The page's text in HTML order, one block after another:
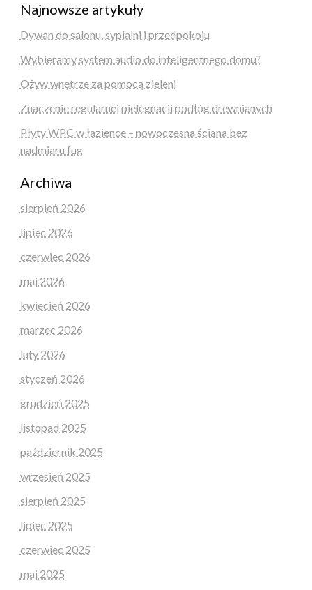
Najnowsze artykuły
Dywan do salonu, sypialni i przedpokoju
Wybieramy system audio do inteligentnego domu?
Ożyw wnętrze za pomocą zieleni
Znaczenie regularnej pielęgnacji podłóg drewnianych
Płyty WPC w łazience – nowoczesna ściana bez
nadmiaru fug
Archiwa
sierpień 2026
lipiec 2026
czerwiec 2026
maj 2026
kwiecień 2026
marzec 2026
luty 2026
styczeń 2026
grudzień 2025
listopad 2025
październik 2025
wrzesień 2025
sierpień 2025
lipiec 2025
czerwiec 2025
maj 2025